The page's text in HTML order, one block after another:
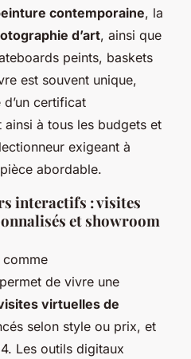
contemporaine, la
d’art, ainsi que
peints, baskets
est souvent unique,
certificat
ainsi à tous les budgets et
exigeant à
abordable.
interactifs : visites
et showroom
de vivre une
virtuelles de
selon style ou prix, et
Les outils digitaux